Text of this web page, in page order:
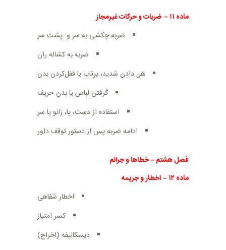
ماده ۱۱– ضربات و حرکات غیرمجاز
ضربه چکشی به سر و پشت سر
ضربه به کشاله ران
هل دادن شدید، پرتاب یا قفل‌کردن بدن
گرفتن لباس یا بدن حریف
استفاده از دست، پا، زانو یا سر
ادامه ضربه پس از دستور توقف داور
فصل هشتم–خطاها و جرائم
ماده ۱۲–اخطار و جریمه
اخطار شفاهی
کسر امتیاز
دیسکالیفه (اخراج)